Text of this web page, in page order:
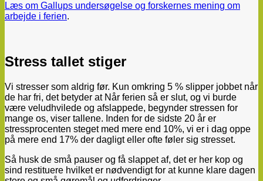
Læs om Gallups undersøgelse og forskernes mening om
arbejde i ferien.
Stress tallet stiger
Vi stresser som aldrig før. Kun omkring 5 % slipper jobbet når
de har fri, det betyder at Når ferien så er slut, og vi burde
være veludhvilede og afslappede, begynder stressen for
mange os, viser tallene. Inden for de sidste 20 år er
stressprocenten steget med mere end 10%, vi er i dag oppe
på mere end 17% der dagligt eller ofte føler sig stresset.
Så husk de små pauser og få slappet af, det er her kop og
sind restituere hvilket er nødvendigt for at kunne klare dagen